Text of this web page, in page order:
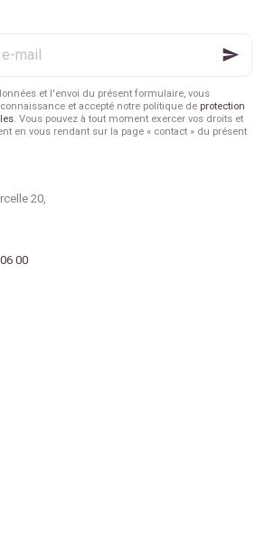
?
?
et l'envoi du présent formulaire, vous
et accepté notre politique de protection
. Vous pouvez à tout moment exercer vos droits et
en vous rendant sur la page « contact » du présent
20,
00